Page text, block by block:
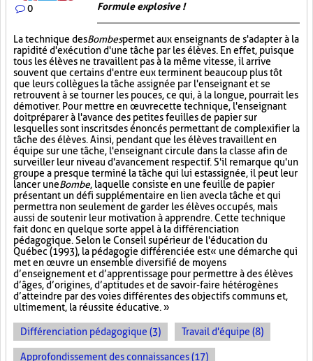
0 Formule explosive !
La technique desBombespermet aux enseignants de s'adapter à la
rapidité d'exécution d'une tâche par les élèves. En effet, puisque
tous les élèves ne travaillent pas à la même vitesse, il arrive
souvent que certains d'entre eux terminent beaucoup plus tôt
que leurs collègues la tâche assignée par l'enseignant et se
retrouvent à se tourner les pouces, ce qui, à la longue, pourrait les
démotiver. Pour mettre en œuvre cette technique, l'enseignant
doit préparer à l'avance des petites feuilles de papier sur
lesquelles sont inscrits des énoncés permettant de complexifier la
tâche des élèves. Ainsi, pendant que les élèves travaillent en
équipe sur une tâche, l'enseignant circule dans la classe afin de
surveiller leur niveau d'avancement respectif. S'il remarque qu'un
groupe a presque terminé la tâche qui lui est assignée, il peut leur
lancer uneBombe, laquelle consiste en une feuille de papier
présentant un défi supplémentaire en lien avec la tâche et qui
permettra non seulement de garder les élèves occupés, mais
aussi de soutenir leur motivation à apprendre. Cette technique
fait donc en quelque sorte appel à la différenciation
pédagogique. Selon le Conseil supérieur de l'éducation du
Québec (1993), la pédagogie différenciée est « une démarche qui
met en œuvre un ensemble diversifié de moyens
d’enseignement et d’apprentissage pour permettre à des élèves
d’âges, d’origines, d’aptitudes et de savoir-faire hétérogènes
d’atteindre par des voies différentes des objectifs communs et,
ultimement, la réussite éducative. »
Différenciation pédagogique (3) Travail d'équipe (8)
Approfondissement des connaissances (17)